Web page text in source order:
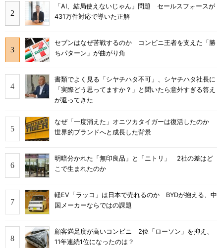
「AI、結局使えないじゃん」問題 セールスフォースが
431万件対応で導いた正解
セブンはなぜ苦戦するのか コンビニ王者を支えた「勝
ちパターン」が曲がり角
書類でよく見る「シヤチハタ不可」、シヤチハタ社長に
「実際どう思ってますか？」と聞いたら意外すぎる答え
が返ってきた
なぜ「一度消えた」オニツカタイガーは復活したのか
世界的ブランドへと成長した背景
明暗分かれた「無印良品」と「ニトリ」 2社の差はど
こで生まれたのか
軽EV「ラッコ」は日本で売れるのか BYDが抱える、中
国メーカーならではの課題
顧客満足度が高いコンビニ 2位「ローソン」を抑え、
11年連続1位になったのは？